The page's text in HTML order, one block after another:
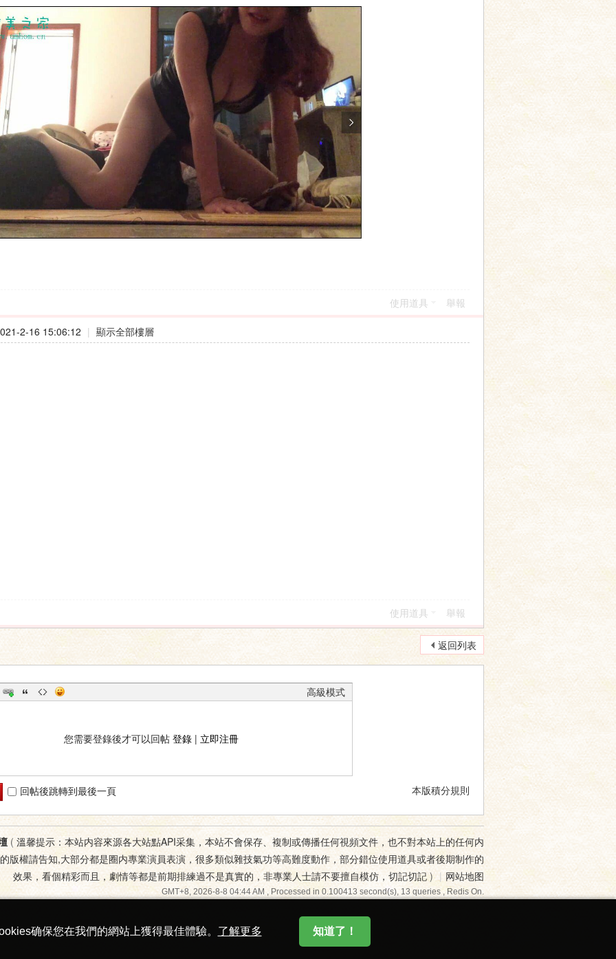
使用道具 舉報
2-16 15:06:12 | 顯示全部樓層
使用道具 舉報
返回列表
高級模式
您需要登錄後才可以回帖 登錄| 立即注冊
本版積分規則
回帖後跳轉到最後一頁
确保您在我們的網站上獲得最佳體驗。 了解更多 知道了！
( 溫馨提示：本站内容來源各大站點API采集，本站不會保存、複制或傳播任何視頻文件，也不對本站上的任何内
版權請告知,大部分都是圈内專業演員表演，很多類似雜技氣功等高難度動作，部分錯位使用道具或者後期制作的
效果，看個精彩而且，劇情等都是前期排練過不是真實的，非專業人士請不要擅自模仿，切記切記) | 网站地图
GMT+8, 2026-8-8 04:44 AM , Processed in 0.100413 second(s), 13 queries , Redis On.